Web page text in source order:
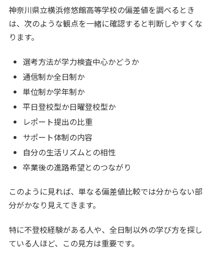
神奈川県立横浜修悠館高等学校の偏差値を調べるとき
は、次のような観点を一緒に確認すると判断しやすくな
ります。
選考方法が学力検査中心かどうか
通信制か全日制か
単位制か学年制か
平日登校型か日曜登校型か
レポート提出の比重
サポート体制の内容
自分の生活リズムとの相性
卒業後の進路希望とのつながり
このように見れば、単なる偏差値比較では分からない部
分がかなり見えてきます。
特に不登校経験がある人や、全日制以外の学び方を探し
ている人ほど、この見方は重要です。